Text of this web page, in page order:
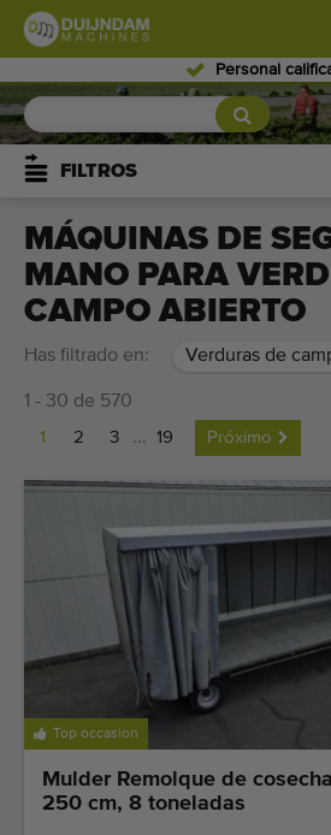
Personal
Flores y plantas
Verduras de campo abierto
Verduras de invernadero (350)
Frutas (336)
Venda su máquina!
Buscar por tipo
Últimas máquinas añadidas
Alertas de máquinas
Cómo importar una máquina
Maquinas
Marcas
FILTROS
MÁQUINAS DE
MANO PARA
CAMPO ABIERTO
Has filtrado en: Verduras de
1 - 30 de 570
1 2 3 ... 19 Próximo
Top occasion
Mulder Remolque de
250 cm, 8 toneladas